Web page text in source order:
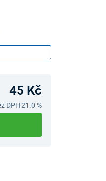
45 Kč
DPH 21.0 %